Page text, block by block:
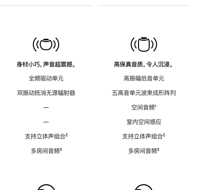
身材小巧，声音超震撼。
全频驱动单元
双振动抵消无源辐射器
—
—
支持立体声组合脚
²
多房间音频脚
³
高保真音质，令人沉浸。
高振幅低音单元
五高音单元波束成形阵列
空间音频脚
¹
室内空间感应
支持立体声组合脚
²
多房间音频脚
³